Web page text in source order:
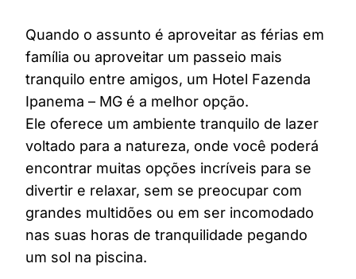
Quando o assunto é aproveitar as férias em
família ou aproveitar um passeio mais
tranquilo entre amigos, um Hotel Fazenda
Ipanema – MG é a melhor opção.
Ele oferece um ambiente tranquilo de lazer
voltado para a natureza, onde você poderá
encontrar muitas opções incríveis para se
divertir e relaxar, sem se preocupar com
grandes multidões ou em ser incomodado
nas suas horas de tranquilidade pegando
um sol na piscina.